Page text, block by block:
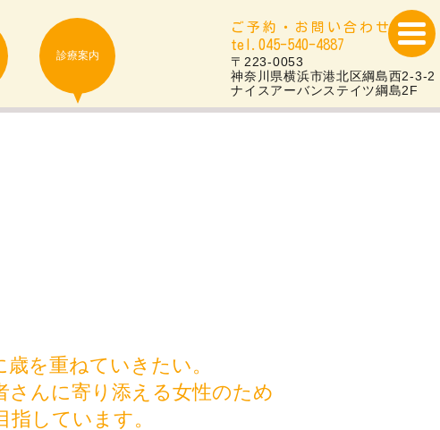
診療案内
ご予約・お問い合わせ
tel.045-540-4887
〒223-0053
神奈川県横浜市港北区綱島西2-3-2
ナイスアーバンステイツ綱島2F
を重ねていきたい。
さんに寄り添える女性のため
しています。